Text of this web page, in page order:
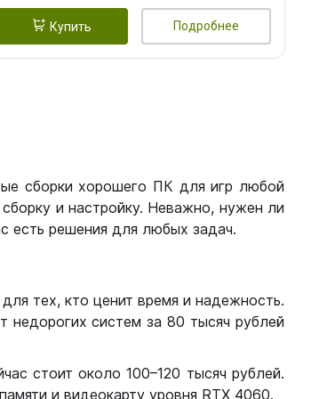
Купить Подробнее
сборки хорошего ПК для игр любой
и настройку. Неважно, нужен ли
есть решения для любых задач.
тех, кто ценит время и надежность.
систем за 80 тысяч рублей
стоит около 100–120 тысяч рублей.
и видеокарту уровня RTX 4060.